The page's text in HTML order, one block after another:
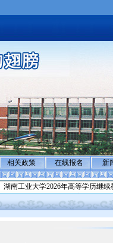
相关政策 在线报名 新
湖南工业大学2026年高等学历继续